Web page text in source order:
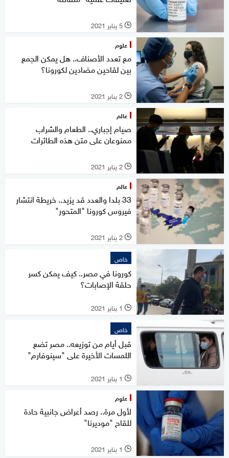
l 5 يناير 2021
علوم
مع تعدد الأصناف.. هل يمكن الجمع
بين لقاحين مضادين لكورونا؟
l 2 يناير 2021
عالم
صيام إجباري.. الطعام والشراب
ممنوعان على متن هذه الطائرات
l 2 يناير 2021
عالم
33 بلدا والعدد قد يزيد.. خريطة انتشار
فيروس كورونا "المتحور"
l 2 يناير 2021
خاص
كورونا في مصر.. كيف يمكن كسر
حلقة الإصابات؟
l 1 يناير 2021
خاص
قبل أيام من توزيعه.. مصر تضع
اللمسات الأخيرة على "سينوفارم"
l 1 يناير 2021
علوم
لأول مرة.. رصد أعراض جانبية حادة
للقاح "موديرنا"
l 1 يناير 2021